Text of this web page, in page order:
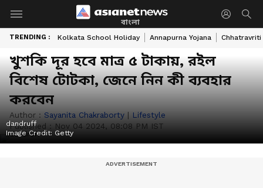
বাংলা
TRENDING : Kolkata School Holiday Annapurna Yojana Chhatravriti
খুশকি দূর হবে মাত্র ৫ টাকায়, রইল
বিশেষ টোটকা, জেনে নিন কী ব্যবহার
করবেন
Author : Sayanita Chakraborty | Lifestyle
Published : Nov 04 2024, 08:08 PM IST
dandruff
Image Credit: Getty